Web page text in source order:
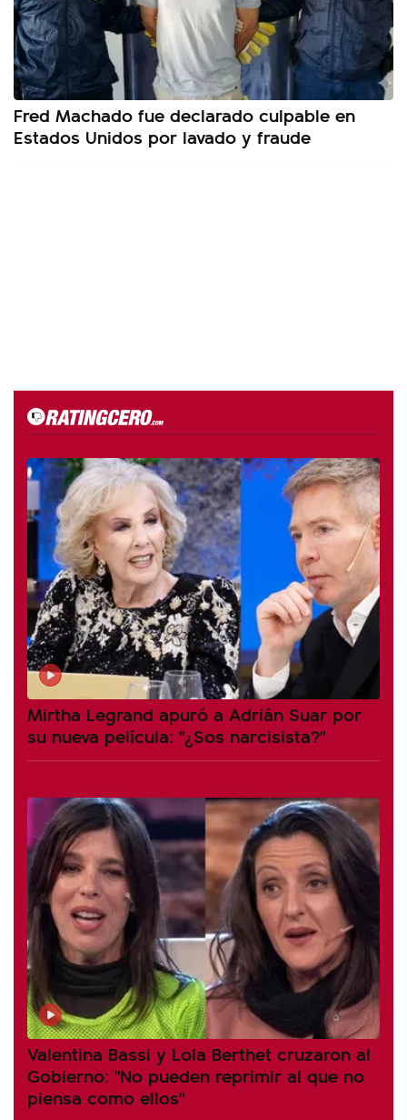
Fred Machado fue declarado culpable en
Estados Unidos por lavado y fraude
Mirtha Legrand apuró a Adrián Suar por
su nueva película: "¿Sos narcisista?"
Valentina Bassi y Lola Berthet cruzaron al
Gobierno: "No pueden reprimir al que no
piensa como ellos"